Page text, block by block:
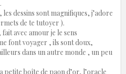
dessins sont magnifiques, j’adore
de te tutoyer ).
avec amour je le sens
font voyager , ils sont doux,
dans un autre monde , un peu
petite boîte de paon d’or, l’oracle